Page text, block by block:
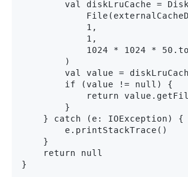
val diskLruCache =
            1,
            1,
1024 * 1024 *
        )
val value =
        if (value != null) {
return
        }
    } catch (e: IOException) {
        e.printStackTrace()
    }
    return null
}